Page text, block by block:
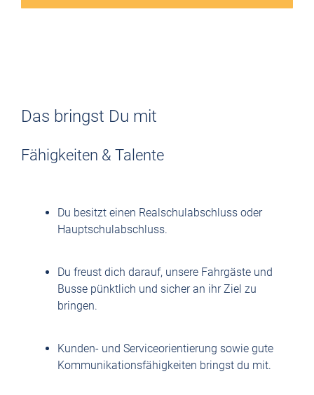
Das bringst Du mit
Fähigkeiten & Talente
Du besitzt einen Realschulabschluss oder
Hauptschulabschluss.
Du freust dich darauf, unsere Fahrgäste und
Busse pünktlich und sicher an ihr Ziel zu
bringen.
Kunden- und Serviceorientierung sowie gute
Kommunikationsfähigkeiten bringst du mit.